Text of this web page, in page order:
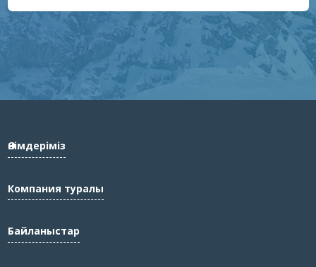
Өнімдеріміз
Компания туралы
Байланыстар